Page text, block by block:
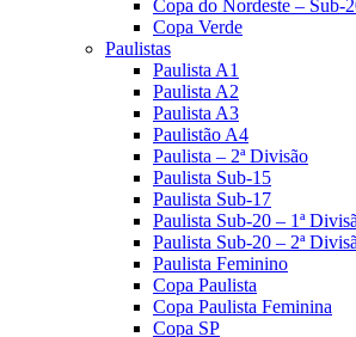
Copa do Nordeste – Sub-
Copa Verde
Paulistas
Paulista A1
Paulista A2
Paulista A3
Paulistão A4
Paulista – 2ª Divisão
Paulista Sub-15
Paulista Sub-17
Paulista Sub-20 – 1ª
Paulista Sub-20 – 2ª
Paulista Feminino
Copa Paulista
Copa Paulista Feminina
Copa SP